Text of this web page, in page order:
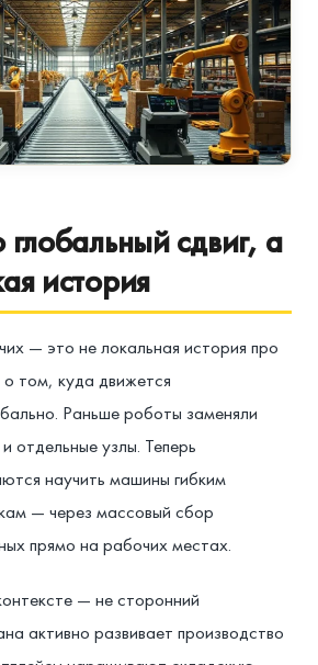
сдвиг, а
история
— это не локальная история про
том, куда движется
Раньше роботы заменяли
отдельные узлы. Теперь
научить машины гибким
— через массовый сбор
прямо на рабочих местах.
— не сторонний
активно развивает производство